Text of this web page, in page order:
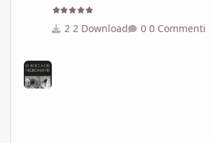
2 Download 0 Commenti